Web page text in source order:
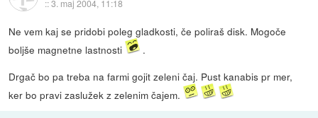
::3. maj 2004, 11:18
Ne vem kaj se pridobi poleg gladkosti, če poliraš disk. Mogoče
boljše magnetne lastnosti
.
Drgač bo pa treba na farmi gojit zeleni čaj. Pust kanabis pr mer,
ker bo pravi zaslužek z zelenim čajem.